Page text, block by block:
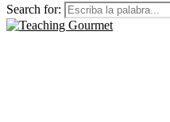
Search for: